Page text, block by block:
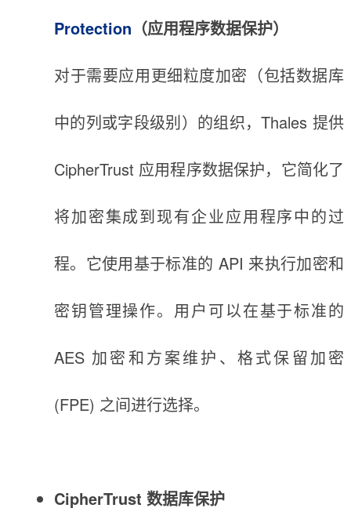
Protection （应用程序数据保护）
对于需要应用更细粒度加密（包括数据库
中的列或字段级别）的组织，Thales 提供
CipherTrust 应用程序数据保护，它简化了
将加密集成到现有企业应用程序中的过
程。它使用基于标准的 API 来执行加密和
密钥管理操作。用户可以在基于标准的
AES 加密和方案维护、格式保留加密
(FPE) 之间进行选择。
CipherTrust 数据库保护